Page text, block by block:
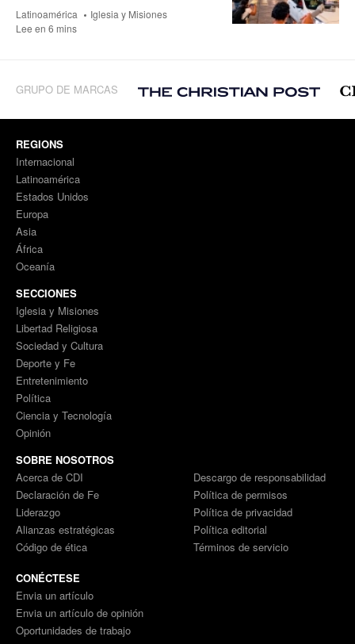
Latinoamérica
Iglesia y Misiones
Lee en 6 mins
GRUPO DE MARCAS
REGIONS
Internacional
Latinoamérica
Estados Unidos
Europa
Asia
África
Oceanía
SECCIONES
Iglesia y Misiones
Libertad Religiosa
Sociedad y Cultura
Deporte y Fe
Entretenimiento
Política
Ciencia y Tecnología
Opinión
SOBRE NOSOTROS
Acerca de CDI
Declaración de Fe
Liderazgo
Alianzas estratégicas
Código de ética
Descargo de responsabilidad
Política de permisos
Política de privacidad
Política editorial
Términos de servicio
CONÉCTESE
Envia un artículo
Envia un artículo de opinión
Oportunidades de trabajo